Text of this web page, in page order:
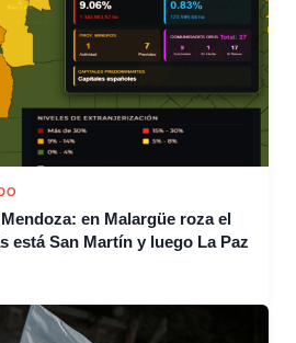
en Malargüe roza el
está San Martín y luego La Paz